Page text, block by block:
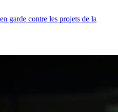
garde contre les projets de la